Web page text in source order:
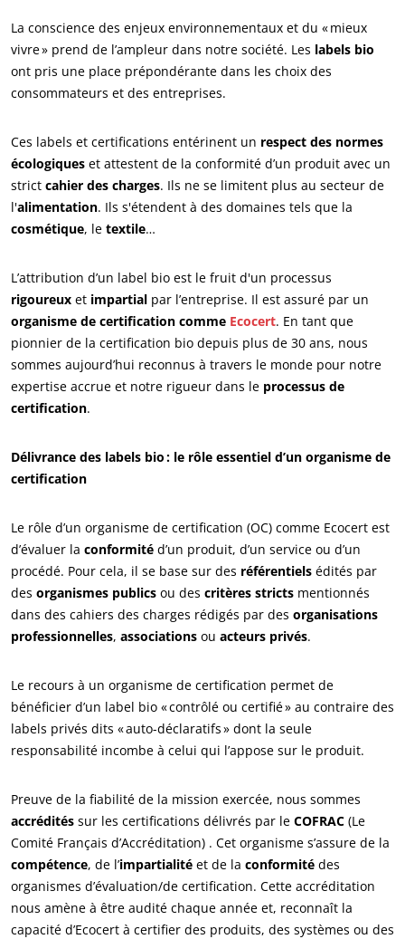
ECOCERT
Actualités
Carrières
La conscience des enjeux environnementaux et du « mieux
vivre » prend de l’ampleur dans notre société. Les labels bio
ont pris une place prépondérante dans les choix des
consommateurs et des entreprises.
Ces labels et certifications entérinent un respect des normes
écologiques et attestent de la conformité d’un produit avec un
strict cahier des charges. Ils ne se limitent plus au secteur de
l'alimentation. Ils s'étendent à des domaines tels que la
cosmétique, le textile…
L’attribution d’un label bio est le fruit d'un processus
rigoureux et impartial par l’entreprise. Il est assuré par un
organisme de certification comme Ecocert. En tant que
pionnier de la certification bio depuis plus de 30 ans, nous
sommes aujourd’hui reconnus à travers le monde pour notre
expertise accrue et notre rigueur dans le processus de
certification.
Délivrance des labels bio : le rôle essentiel d’un organisme de
certification
Le rôle d’un organisme de certification (OC) comme Ecocert est
d’évaluer la conformité d’un produit, d’un service ou d’un
procédé. Pour cela, il se base sur des référentiels édités par
des organismes publics ou des critères stricts mentionnés
dans des cahiers des charges rédigés par des organisations
professionnelles, associations ou acteurs privés.
Le recours à un organisme de certification permet de
bénéficier d’un label bio « contrôlé ou certifié » au contraire des
labels privés dits « auto-déclaratifs » dont la seule
responsabilité incombe à celui qui l’appose sur le produit.
Preuve de la fiabilité de la mission exercée, nous sommes
accrédités sur les certifications délivrés par le COFRAC (Le
Comité Français d’Accréditation) . Cet organisme s’assure de la
compétence, de l’impartialité et de la conformité des
organismes d’évaluation/de certification. Cette accréditation
nous amène à être audité chaque année et, reconnaît la
capacité d’Ecocert à certifier des produits, des systèmes ou des